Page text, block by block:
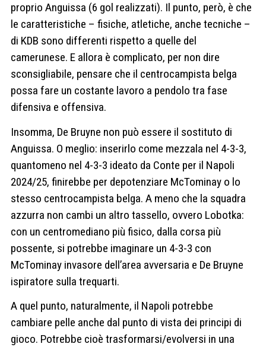
proprio Anguissa (6 gol realizzati). Il punto, però, è che
le caratteristiche – fisiche, atletiche, anche tecniche –
di KDB sono differenti rispetto a quelle del
camerunese. E allora è complicato, per non dire
sconsigliabile, pensare che il centrocampista belga
possa fare un costante lavoro a pendolo tra fase
difensiva e offensiva.
Insomma, De Bruyne non può essere il sostituto di
Anguissa. O meglio: inserirlo come mezzala nel 4-3-3,
quantomeno nel 4-3-3 ideato da Conte per il Napoli
2024/25, finirebbe per depotenziare McTominay o lo
stesso centrocampista belga. A meno che la squadra
azzurra non cambi un altro tassello, ovvero Lobotka:
con un centromediano più fisico, dalla corsa più
possente, si potrebbe imaginare un 4-3-3 con
McTominay invasore dell’area avversaria e De Bruyne
ispiratore sulla trequarti.
A quel punto, naturalmente, il Napoli potrebbe
cambiare pelle anche dal punto di vista dei principi di
gioco. Potrebbe cioè trasformarsi/evolversi in una